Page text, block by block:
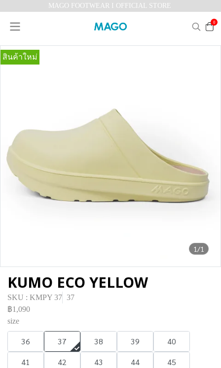
MAGO FOOTWEAR I OFFICIAL STORE
0
1/1
สินค้าใหม่
KUMO ECO YELLOW
SKU : KMPY 37 37
฿1,090
size
36 37 38 39
40
41
42 43 44 45